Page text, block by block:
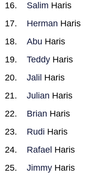
Salim Haris
Herman Haris
Abu Haris
Teddy Haris
Jalil Haris
Julian Haris
Brian Haris
Rudi Haris
Rafael Haris
Jimmy Haris